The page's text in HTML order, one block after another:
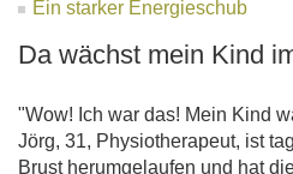
Ein starker Energieschub
Da wächst mein Kind
"Wow! Ich war das! Mein Kind
Jörg, 31, Physiotherapeut, ist
Brust herumgelaufen und hat